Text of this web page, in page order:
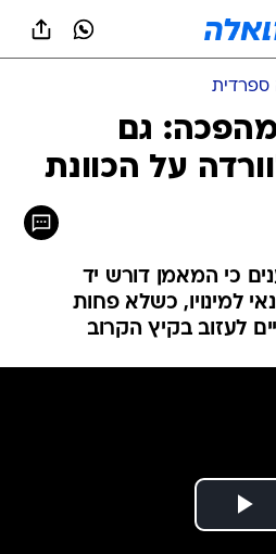
ספרדית
מהפכה: גם
על הכוונת
כי המאמן דורש יד
למינויו, כשלא פחות
לעזוב בקיץ הקרוב